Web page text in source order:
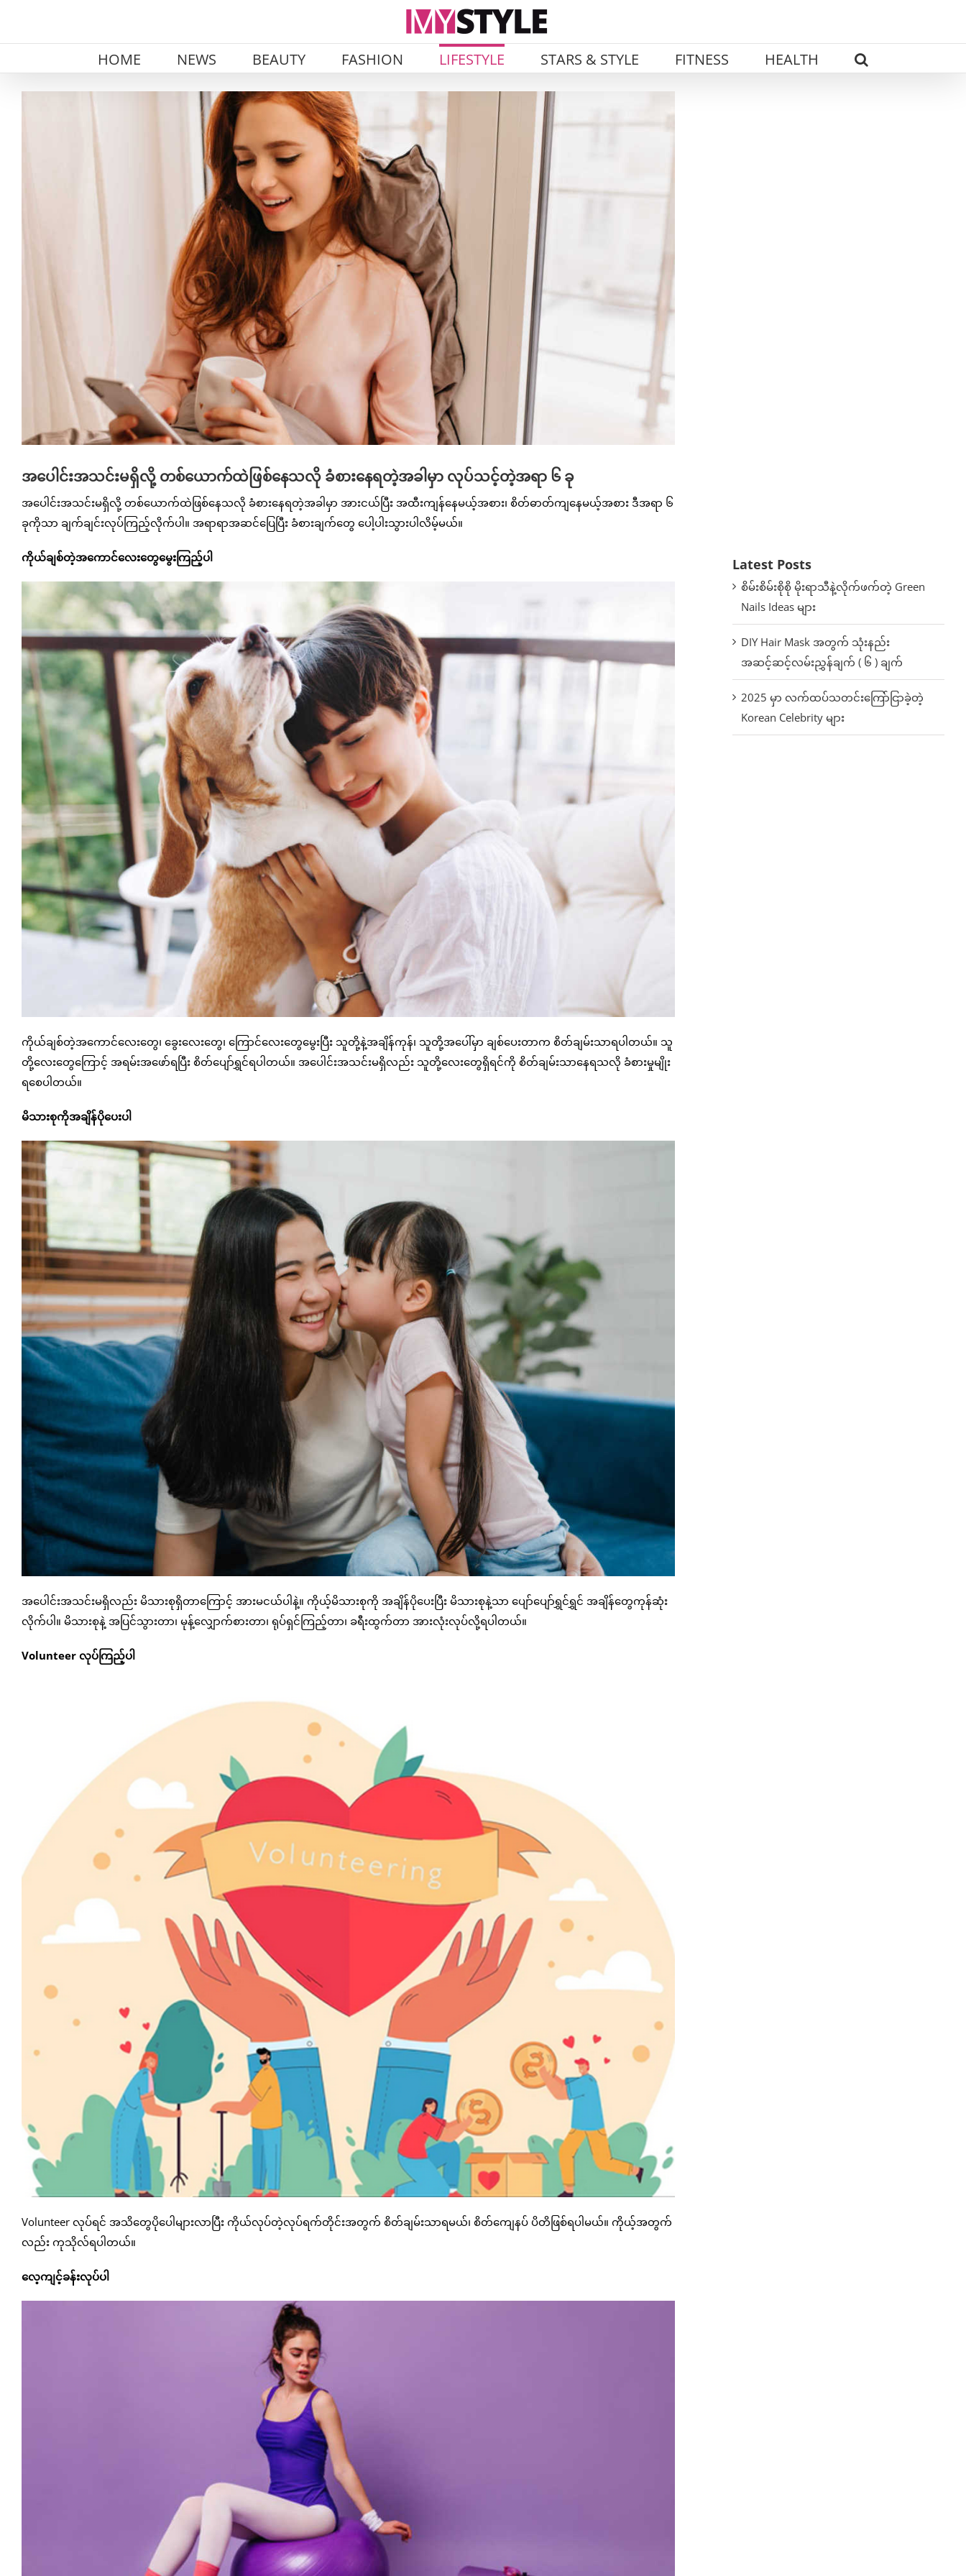
HOME NEWS BEAUTY FASHION LIFESTYLE STARS & STYLE FITNESS HEALTH
အပေါင်းအသင်းမရှိလို့ တစ်ယောက်ထဲဖြစ်နေသလို ခံစားနေရတဲ့အခါမှာ လုပ်သင့်တဲ့အရာ ၆ ခု
အပေါင်းအသင်းမရှိလို့ တစ်ယောက်ထဲဖြစ်နေသလို ခံစားနေရတဲ့အခါမှာ အားငယ်ပြီး အထီးကျန်နေမယ့်အစား၊ စိတ်ဓာတ်ကျနေမယ့်အစား ဒီအရာ ၆
ခုကိုသာ ချက်ချင်းလုပ်ကြည့်လိုက်ပါ။ အရာရာအဆင်ပြေပြီး ခံစားချက်တွေ ပေါ့ပါးသွားပါလိမ့်မယ်။
ကိုယ်ချစ်တဲ့အကောင်လေးတွေမွေးကြည့်ပါ
ကိုယ်ချစ်တဲ့အကောင်လေးတွေ၊ ခွေးလေးတွေ၊ ကြောင်လေးတွေမွေးပြီး သူတို့နဲ့အချိန်ကုန်၊ သူတို့အပေါ်မှာ ချစ်ပေးတာက စိတ်ချမ်းသာရပါတယ်။ သူ
တို့လေးတွေကြောင့် အရမ်းအဖော်ရပြီး စိတ်ပျော်ရွှင်ရပါတယ်။ အပေါင်းအသင်းမရှိလည်း သူတို့လေးတွေရှိရင်ကို စိတ်ချမ်းသာနေရသလို ခံစားမှုမျိုး
ရစေပါတယ်။
မိသားစုကိုအချိန်ပိုပေးပါ
အပေါင်းအသင်းမရှိလည်း မိသားစုရှိတာကြောင့် အားမငယ်ပါနဲ့။ ကိုယ့်မိသားစုကို အချိန်ပိုပေးပြီး မိသားစုနဲ့သာ ပျော်ပျော်ရွှင်ရွှင် အချိန်တွေကုန်ဆုံး
လိုက်ပါ။ မိသားစုနဲ့ အပြင်သွားတာ၊ မုန့်လျှောက်စားတာ၊ ရုပ်ရှင်ကြည့်တာ၊ ခရီးထွက်တာ အားလုံးလုပ်လို့ရပါတယ်။
Volunteer လုပ်ကြည့်ပါ
Volunteer လုပ်ရင် အသိတွေပိုပေါများလာပြီး ကိုယ်လုပ်တဲ့လုပ်ရက်တိုင်းအတွက် စိတ်ချမ်းသာရမယ်၊ စိတ်ကျေနပ် ပိတိဖြစ်ရပါမယ်။ ကိုယ့်အတွက်
လည်း ကုသိုလ်ရပါတယ်။
လေ့ကျင့်ခန်းလုပ်ပါ
Latest Posts
စိမ်းစိမ်းစိုစို မိုးရာသီနဲ့လိုက်ဖက်တဲ့ Green
Nails Ideas များ
DIY Hair Mask အတွက် သုံးနည်း
အဆင့်ဆင့်လမ်းညွှန်ချက် ( ၆ ) ချက်
2025 မှာ လက်ထပ်သတင်းကြော်ငြာခဲ့တဲ့
Korean Celebrity များ